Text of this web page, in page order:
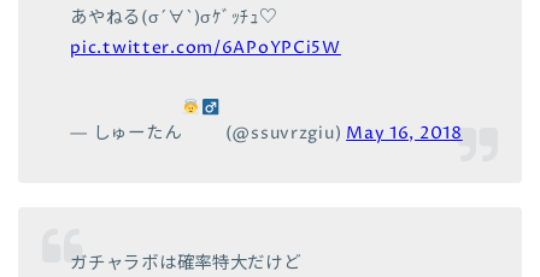
あやねる(σ´∀`)σｹﾞｯﾁｭ♡
pic.twitter.com/6APoYPCi5W
— しゅーたん (@ssuvrzgiu) May 16, 2018
ガチャラボは確率特大だけど